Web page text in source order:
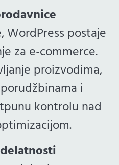
WordPress postaje
za e-commerce.
proizvodima,
i
kontrolu nad